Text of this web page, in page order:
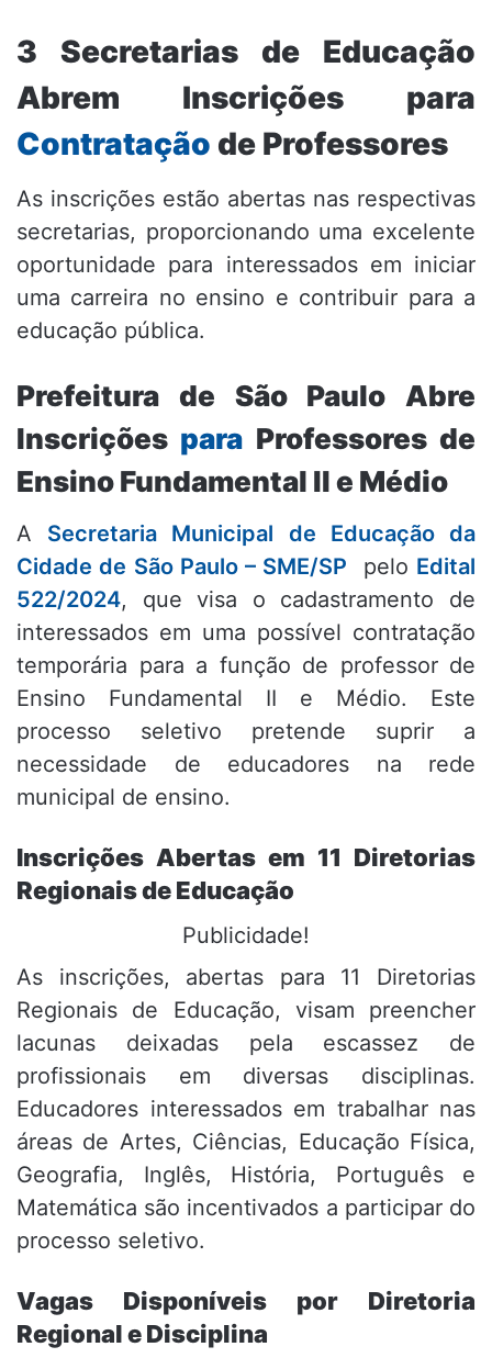
3 Secretarias de Educação
Abrem Inscrições para
Contratação de Professores
As inscrições estão abertas nas respectivas
secretarias, proporcionando uma excelente
oportunidade para interessados em iniciar
uma carreira no ensino e contribuir para a
educação pública.
Prefeitura de São Paulo Abre
Inscrições para Professores de
Ensino Fundamental II e Médio
A Secretaria Municipal de Educação da
Cidade de São Paulo – SME/SP pelo Edital
522/2024, que visa o cadastramento de
interessados em uma possível contratação
temporária para a função de professor de
Ensino Fundamental II e Médio. Este
processo seletivo pretende suprir a
necessidade de educadores na rede
municipal de ensino.
Inscrições Abertas em 11 Diretorias
Regionais de Educação
Publicidade!
As inscrições, abertas para 11 Diretorias
Regionais de Educação, visam preencher
lacunas deixadas pela escassez de
profissionais em diversas disciplinas.
Educadores interessados em trabalhar nas
áreas de Artes, Ciências, Educação Física,
Geografia, Inglês, História, Português e
Matemática são incentivados a participar do
processo seletivo.
Vagas Disponíveis por Diretoria
Regional e Disciplina